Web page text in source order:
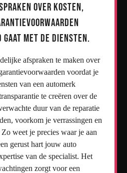
over kosten,
met de diensten.
afspraken te maken over
voordat je
van een automerk
te creëren over de
duur van de reparatie
voorkom je verrassingen en
weet je precies waar je aan
gerust hart jouw auto
van de specialist. Het
zorgt voor een